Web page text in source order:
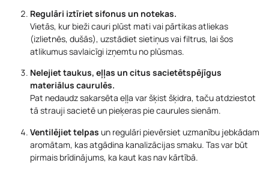
Regulāri iztīriet sifonus un notekas.
Vietās, kur bieži cauri plūst mati vai pārtikas atliekas
(izlietnēs, dušās), uzstādiet sietiņus vai filtrus, lai šos
atlikumus savlaicīgi izņemtu no plūsmas.
Nelejiet taukus, eļļas un citus sacietētspējīgus
materiālus caurulēs.
Pat nedaudz sakarsēta eļļa var šķist šķidra, taču atdziestot
tā strauji sacietē un pieķeras pie caurules sienām.
Ventilējiet telpas un regulāri pievērsiet uzmanību jebkādam
aromātam, kas atgādina kanalizācijas smaku. Tas var būt
pirmais brīdinājums, ka kaut kas nav kārtībā.